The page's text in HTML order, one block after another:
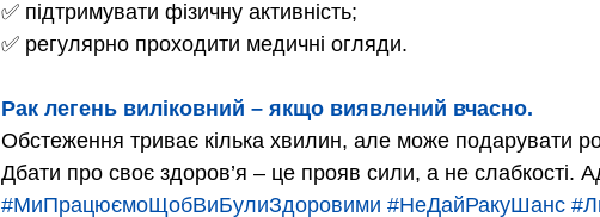
✅ підтримувати фізичну активність;
✅ регулярно проходити медичні огляди.
Рак легень виліковний – якщо виявлений вчасно.
Обстеження триває кілька хвилин, але може подарувати
Дбати про своє здоров’я – це прояв сили, а не слабкості.
#МиПрацюємоЩобВиБулиЗдоровими #НеДайРакуШанс